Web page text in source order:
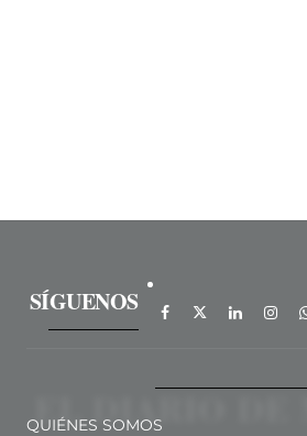
SÍGUENOS
QUIÉNES SOMOS